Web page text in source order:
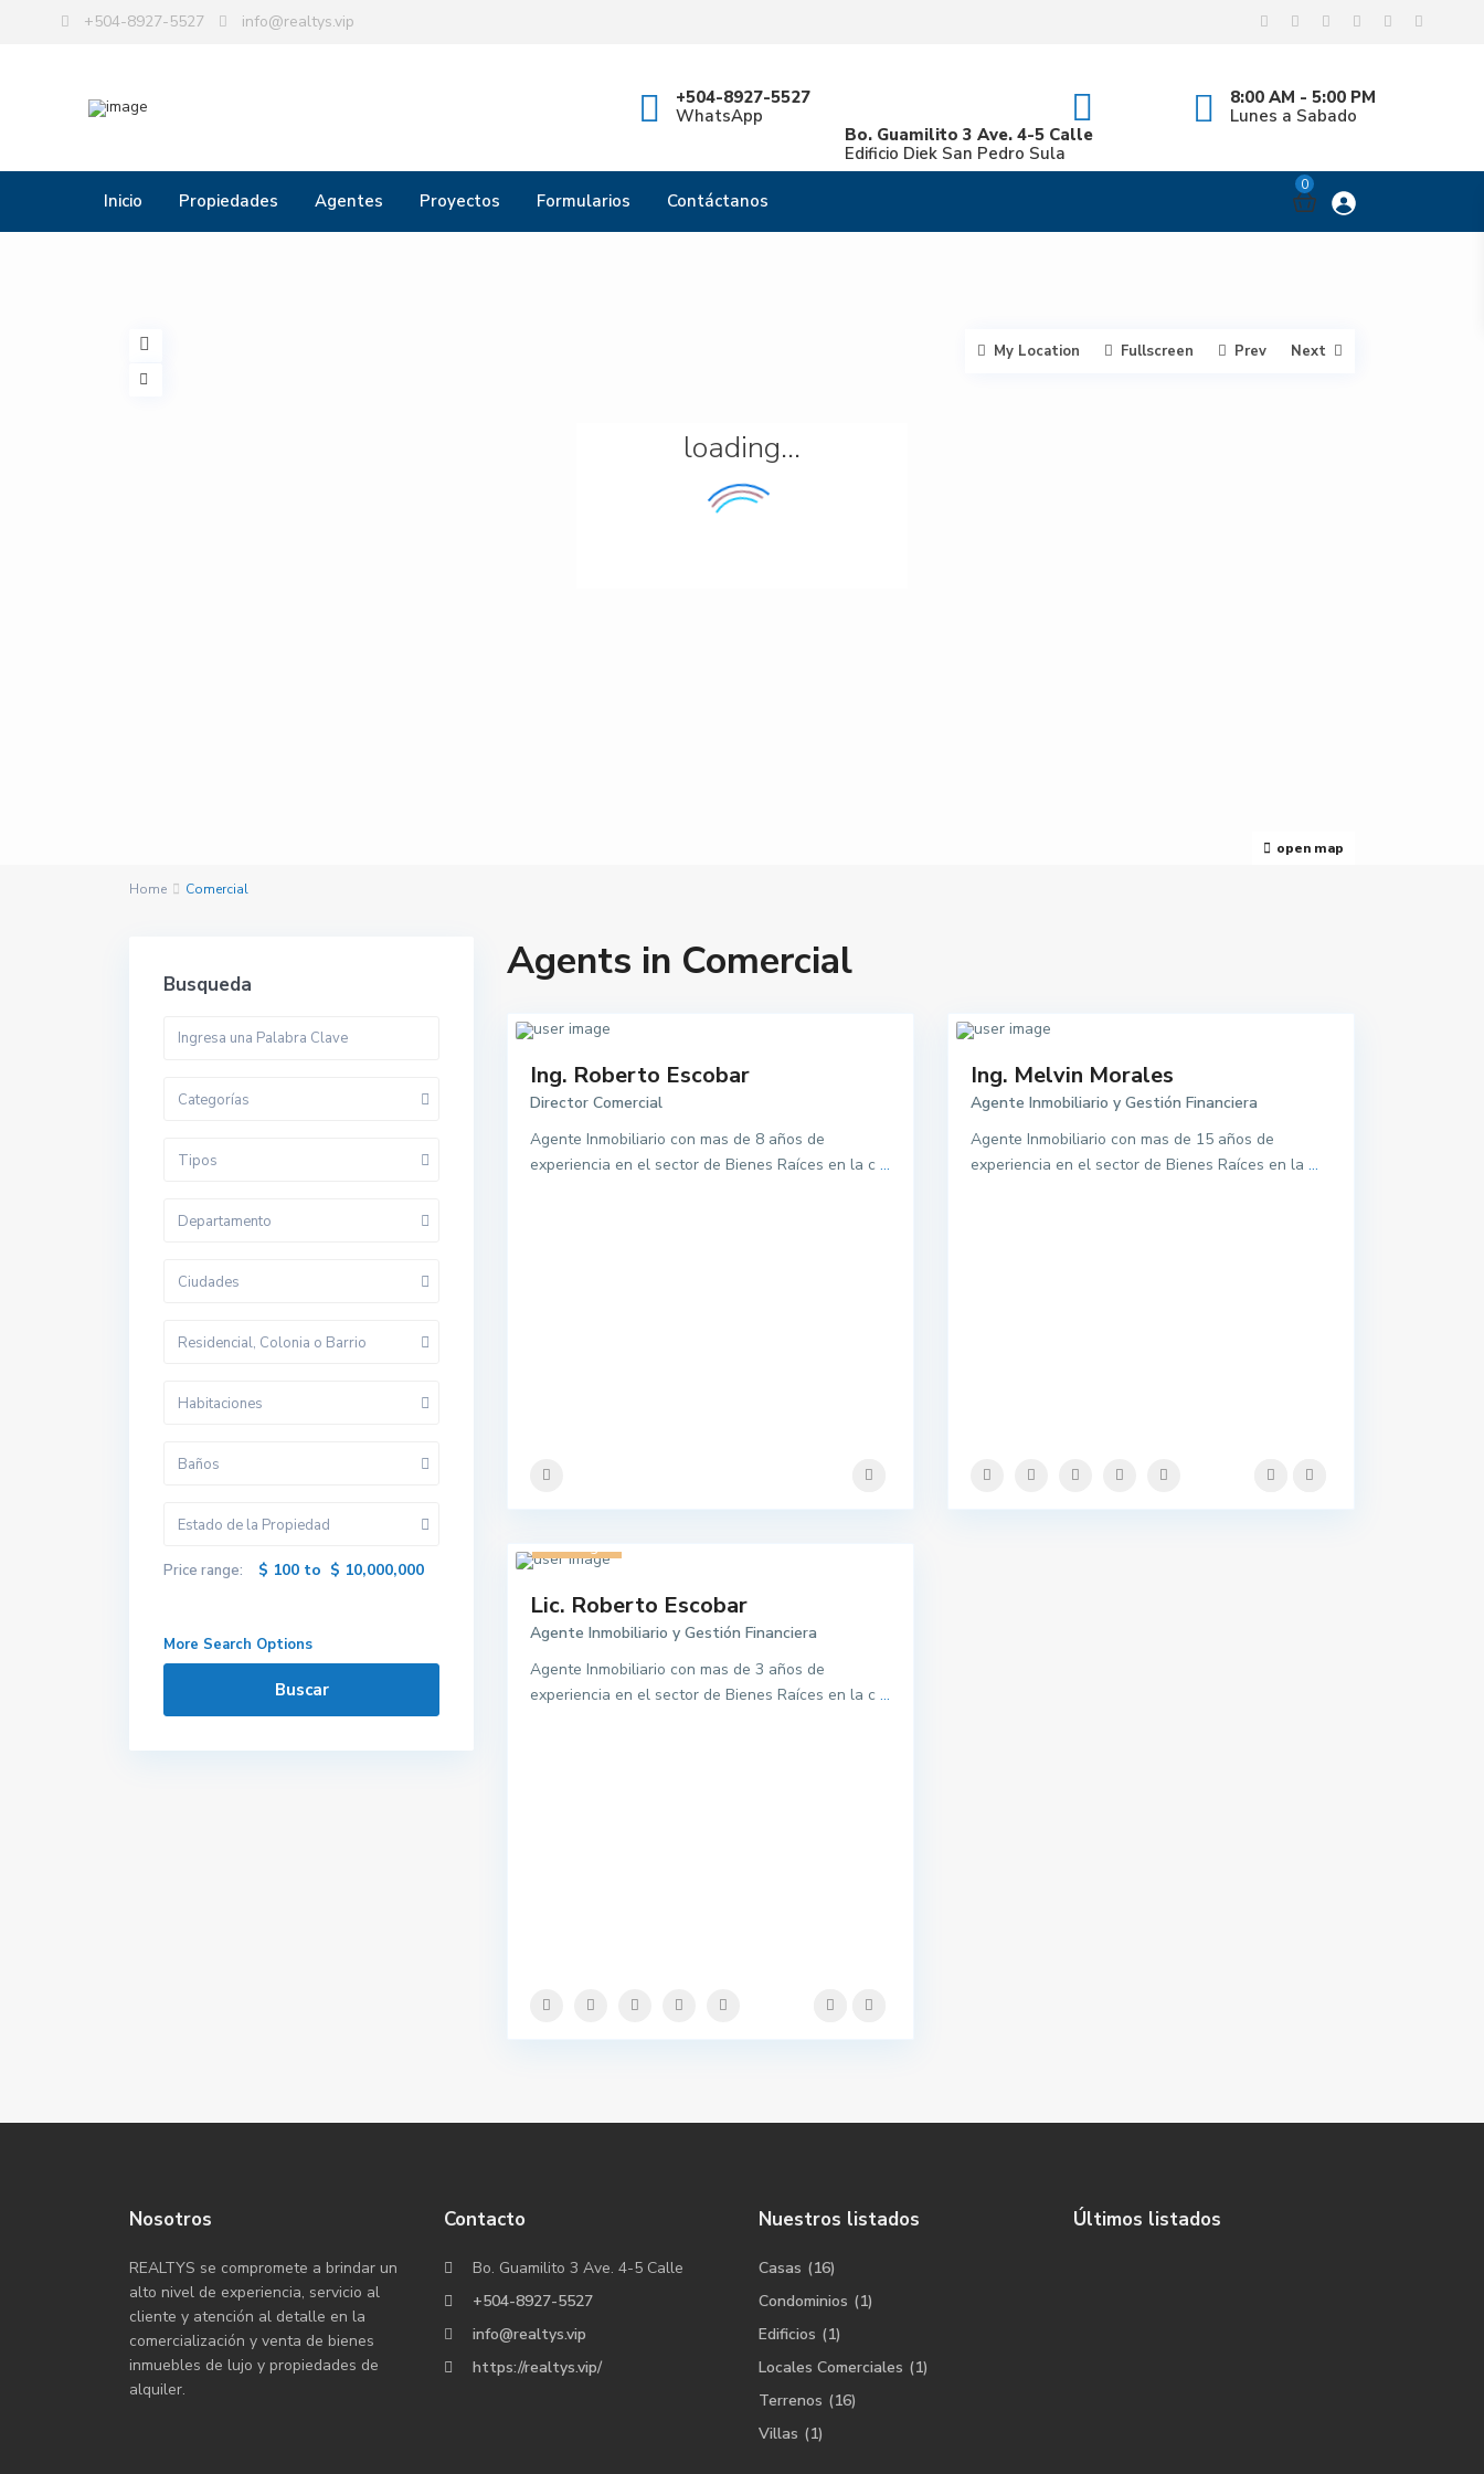
+504-8927-5527 info@realtys.vip
+504-8927-5527
WhatsApp
Bo. Guamilito 3 Ave. 4-5 Calle
Edificio Diek San Pedro Sula
8:00 AM - 5:00 PM
Lunes a Sabado
Inicio Propiedades Agentes Proyectos Formularios Contáctanos
0
loading...
open map
My Location Fullscreen Prev Next
Home Comercial
Agents in Comercial
Ing. Roberto Escobar
Director Comercial
Agente Inmobiliario con mas de 8 años de
experiencia en el sector de Bienes Raíces en la c ...
Ing. Melvin Morales
Agente Inmobiliario y Gestión Financiera
Agente Inmobiliario con mas de 15 años de
experiencia en el sector de Bienes Raíces en la ...
Lic. Roberto Escobar
Agente Inmobiliario y Gestión Financiera
Agente Inmobiliario con mas de 3 años de
experiencia en el sector de Bienes Raíces en la c ...
Busqueda
Categorías
Tipos
Departamento
Ciudades
Residencial, Colonia o Barrio
Habitaciones
Baños
Estado de la Propiedad
Price range: $ 100 to $ 10,000,000
More Search Options
Buscar
Nosotros
REALTYS se compromete a brindar un
alto nivel de experiencia, servicio al
cliente y atención al detalle en la
comercialización y venta de bienes
inmuebles de lujo y propiedades de
alquiler.
Contacto
Bo. Guamilito 3 Ave. 4-5 Calle
+504-8927-5527
info@realtys.vip
https://realtys.vip/
Nuestros listados
Casas (16)
Condominios (1)
Edificios (1)
Locales Comerciales (1)
Terrenos (16)
Villas (1)
Últimos listados